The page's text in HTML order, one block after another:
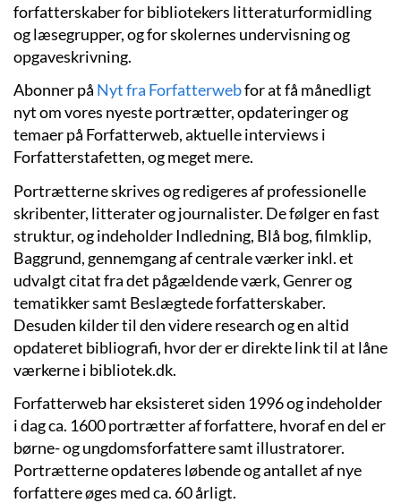
forfatterskaber for bibliotekers litteraturformidling
og læsegrupper, og for skolernes undervisning og
opgaveskrivning.
Abonner på Nyt fra Forfatterwebfor at få månedligt
nyt om vores nyeste portrætter, opdateringer og
temaer på Forfatterweb, aktuelle interviews i
Forfatterstafetten, og meget mere.
Portrætterne skrives og redigeres af professionelle
skribenter, litterater og journalister. De følger en fast
struktur, og indeholder Indledning, Blå bog, filmklip,
Baggrund, gennemgang af centrale værker inkl. et
udvalgt citat fra det pågældende værk, Genrer og
tematikker samt Beslægtede forfatterskaber.
Desuden kilder til den videre research og en altid
opdateret bibliografi, hvor der er direkte link til at låne
værkerne i bibliotek.dk.
Forfatterweb har eksisteret siden 1996 og indeholder
i dag ca. 1600 portrætter af forfattere, hvoraf en del er
børne- og ungdomsforfattere samt illustratorer.
Portrætterne opdateres løbende og antallet af nye
forfattere øges med ca. 60 årligt.